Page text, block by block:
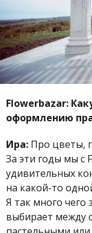
Flowerbazar:
оформлению
Ира: Про цветы,
За эти годы мы с
удивительных
на какой-то
Я так много чего
выбирает между